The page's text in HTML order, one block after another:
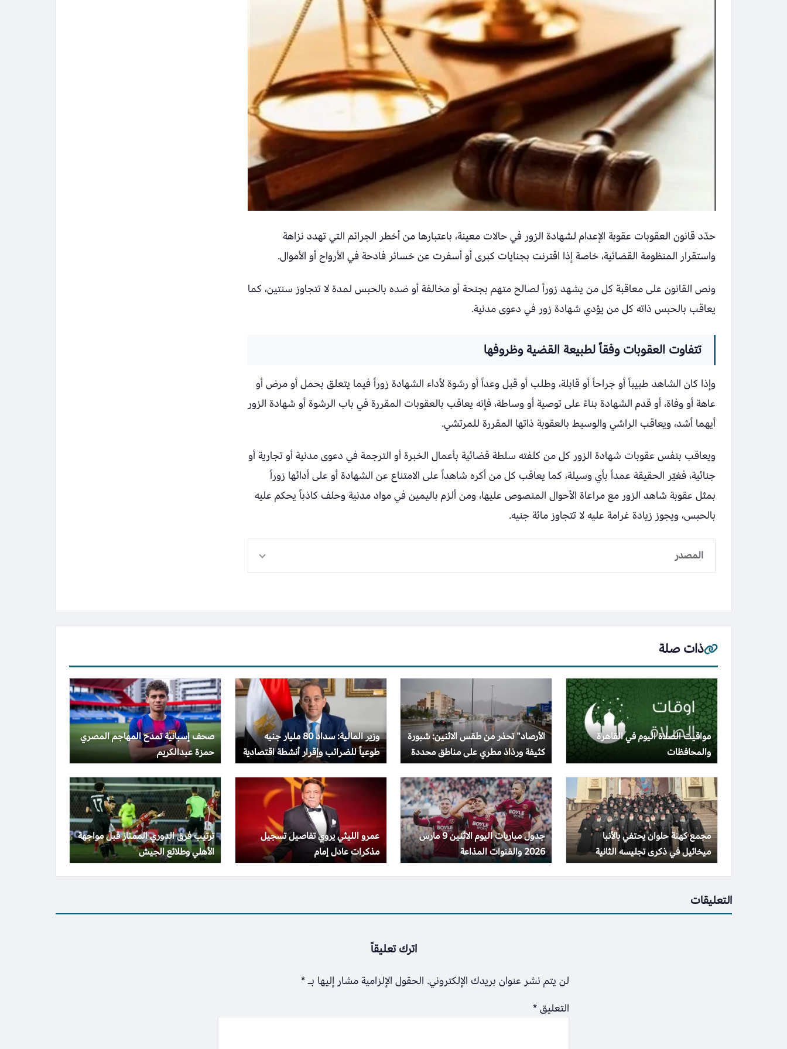
حدّد قانون العقوبات عقوبة الإعدام لشهادة الزور في حالات معينة، باعتبارها من أخطر الجرائم التي تهدد نزاهة
واستقرار المنظومة القضائية، خاصة إذا اقترنت بجنايات كبرى أو أسفرت عن خسائر فادحة في الأرواح أو الأموال.
ونص القانون على معاقبة كل من يشهد زوراً لصالح متهم بجنحة أو مخالفة أو ضده بالحبس لمدة لا تتجاوز سنتين، كما
يعاقب بالحبس ذاته كل من يؤدي شهادة زور في دعوى مدنية.
تتفاوت العقوبات وفقاً لطبيعة القضية وظروفها
وإذا كان الشاهد طبيباً أو جراحاً أو قابلة، وطلب أو قبل وعداً أو رشوة لأداء الشهادة زوراً فيما يتعلق بحمل أو مرض أو
عاهة أو وفاة، أو قدم الشهادة بناءً على توصية أو وساطة، فإنه يعاقب بالعقوبات المقررة في باب الرشوة أو شهادة الزور
أيهما أشد، ويعاقب الراشي والوسيط بالعقوبة ذاتها المقررة للمرتشي.
ويعاقب بنفس عقوبات شهادة الزور كل من كلفته سلطة قضائية بأعمال الخبرة أو الترجمة في دعوى مدنية أو تجارية أو
جنائية، فغيّر الحقيقة عمداً بأي وسيلة، كما يعاقب كل من أكره شاهداً على الامتناع عن الشهادة أو على أدائها زوراً
بمثل عقوبة شاهد الزور مع مراعاة الأحوال المنصوص عليها، ومن ألزم باليمين في مواد مدنية وحلف كاذباً يحكم عليه
بالحبس، ويجوز زيادة غرامة عليه لا تتجاوز مائة جنيه.
المصدر
ذات صلة
مواقيت الصلاة اليوم في القاهرة
والمحافظات
الأرصاد” تحذر من طقس الاثنين: شبورة
كثيفة ورذاذ مطري على مناطق محددة
وزير المالية: سداد 80 مليار جنيه
طوعياً للضرائب وإقرار أنشطة اقتصادية
بقيمة تريليون جنيه
صحف إسبانية تمدح المهاجم المصري
حمزة عبدالكريم
مجمع كهنة حلوان يحتفي بالأنبا
ميخائيل في ذكرى تجليسه الثانية
جدول مباريات اليوم الاثنين 9 مارس
2026 والقنوات المذاعة
عمرو الليثي يروي تفاصيل تسجيل
مذكرات عادل إمام
ترتيب فرق الدوري الممتاز قبل مواجهة
الأهلي وطلائع الجيش
التعليقات
اترك تعليقاً
لن يتم نشر عنوان بريدك الإلكتروني. الحقول الإلزامية مشار إليها بـ*
التعليق*